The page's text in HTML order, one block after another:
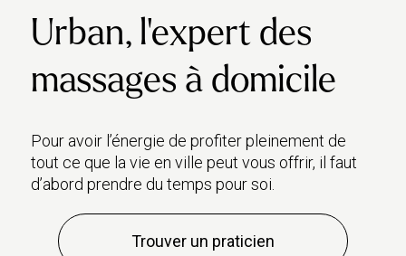
Urban, l’expert des
massages à domicile
Pour avoir l’énergie de profiter pleinement de
tout ce que la vie en ville peut vous offrir, il faut
d’abord prendre du temps pour soi.
Trouver un praticien